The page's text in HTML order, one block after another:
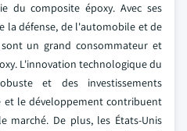
du composite époxy. Avec ses
la défense, de l'automobile et de
un grand consommateur et
L'innovation technologique du
et des investissements
et le développement contribuent
marché. De plus, les États-Unis